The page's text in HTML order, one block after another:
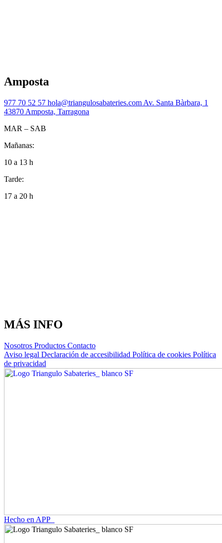
Amposta
977 70 52 57 hola@triangulosabateries.com Av. Santa Bàrbara, 1
43870 Amposta, Tarragona
MAR – SAB
Mañanas:
10 a 13 h
Tarde:
17 a 20 h
MÁS INFO
Nosotros Productos Contacto
Aviso legal Declaración de accesibilidad Política de cookies Política
de privacidad
Hecho en APP_